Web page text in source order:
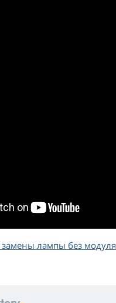
замены лампы без модуля